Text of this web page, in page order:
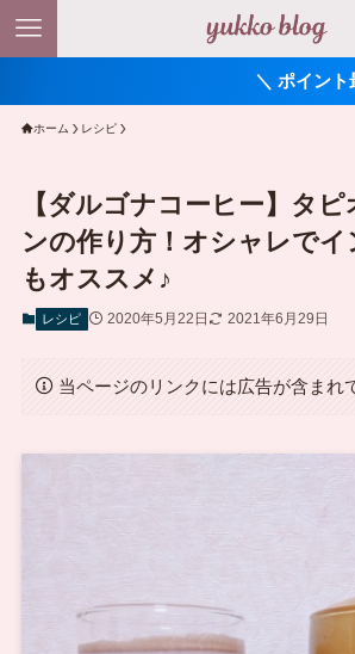
＼ ポイント最大11倍！ ／
ホーム レシピ
【ダルゴナコーヒー】タ
ンの作り方！オシャレで
もオススメ♪
レシピ 2020年5月22日 2021年6月29日
当ページのリンクには広告が含まれ